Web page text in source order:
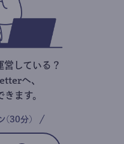
している？
へ、
ます。
(30分)